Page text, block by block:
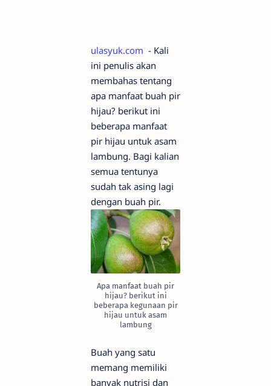
ulasyuk.com - Kali
ini penulis akan
membahas tentang
apa manfaat buah pir
hijau? berikut ini
beberapa manfaat
pir hijau untuk asam
lambung. Bagi kalian
semua tentunya
sudah tak asing lagi
dengan buah pir.
Apa manfaat buah pir
hijau? berikut ini
beberapa kegunaan pir
hijau untuk asam
lambung
Buah yang satu
memang memiliki
banyak nutrisi dan